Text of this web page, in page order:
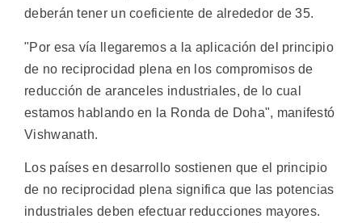
deberán tener un coeficiente de alrededor de 35.
"Por esa vía llegaremos a la aplicación del principio
de no reciprocidad plena en los compromisos de
reducción de aranceles industriales, de lo cual
estamos hablando en la Ronda de Doha", manifestó
Vishwanath.
Los países en desarrollo sostienen que el principio
de no reciprocidad plena significa que las potencias
industriales deben efectuar reducciones mayores.